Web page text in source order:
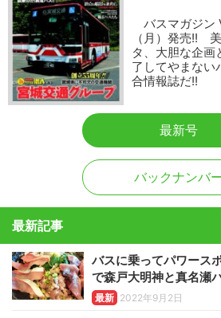
バスマガジン
（月）発売!!
タ、大胆な企画
了してやまない
合情報誌だ!!
最新号
バックナンバ
最新記事
バスに乗ってパワー
で森戸大明神と真名瀬
最新 2022年9月2日